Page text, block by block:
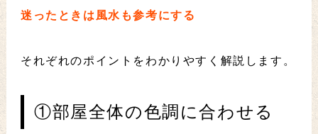
迷ったときは風水も参考にする
それぞれのポイントをわかりやすく解説します。
①部屋全体の色調に合わせる